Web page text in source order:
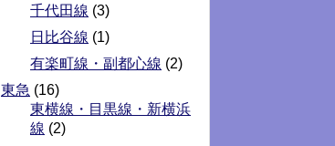
千代田線 (3)
日比谷線 (1)
有楽町線・副都心線 (2)
東急 (16)
東横線・目黒線・新横浜
線 (2)